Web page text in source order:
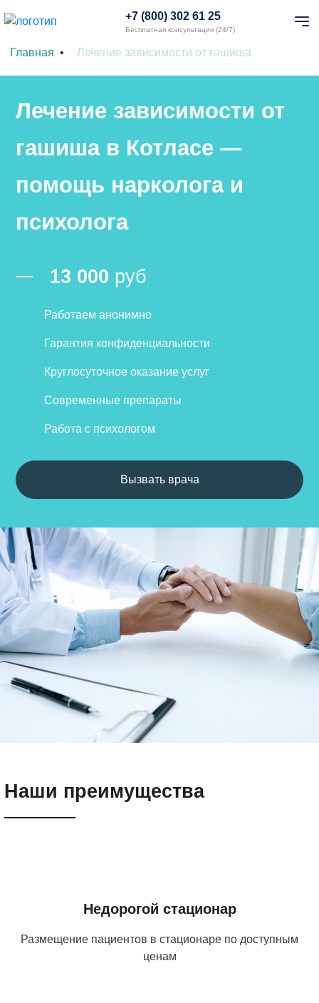
+7 (800) 302 61 25
Бесплатная консультация (24/7)
Главная Лечение зависимости от гашиша
Лечение зависимости от
гашиша в Котласе —
помощь нарколога и
психолога
13 000 руб
Работаем анонимно
Гарантия конфиденциальности
Круглосуточное оказание услуг
Современные препараты
Работа с психологом
Вызвать врача
Наши преимущества
Недорогой стационар
Размещение пациентов в стационаре по доступным
ценам